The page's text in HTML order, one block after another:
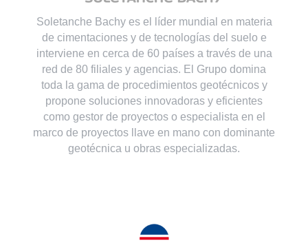
Soletanche Bachy es el líder mundial en materia
de cimentaciones y de tecnologías del suelo e
interviene en cerca de 60 países a través de una
red de 80 filiales y agencias. El Grupo domina
toda la gama de procedimientos geotécnicos y
propone soluciones innovadoras y eficientes
como gestor de proyectos o especialista en el
marco de proyectos llave en mano con dominante
geotécnica u obras especializadas.